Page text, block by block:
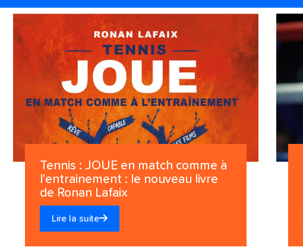
Tennis : JOUE en match comme à
l'entrainement : le nouveau livre
de Ronan Lafaix
Lire la suite